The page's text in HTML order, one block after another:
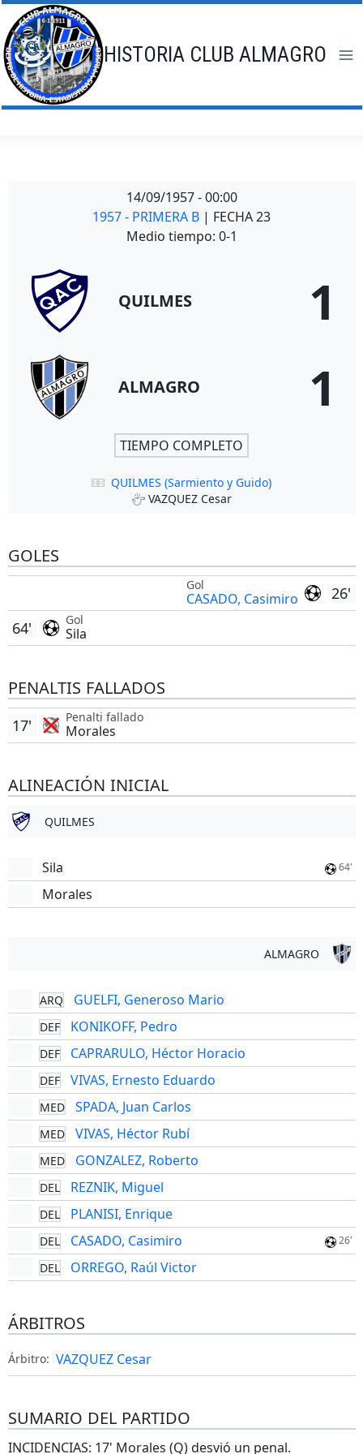
Saltar
al
contenido
HISTORIA CLUB ALMAGRO
14/09/1957 - 00:00
1957 - PRIMERA B | FECHA 23
Medio tiempo: 0-1
QUILMES 1
ALMAGRO 1
TIEMPO COMPLETO
QUILMES (Sarmiento y Guido)
VAZQUEZ Cesar
GOLES
26'
Gol
CASADO, Casimiro
Gol
Sila
64'
PENALTIS FALLADOS
Penalti fallado
Morales
17'
ALINEACIÓN INICIAL
QUILMES
Sila 64'
Morales
ALMAGRO
ARQ GUELFI, Generoso Mario
DEF KONIKOFF, Pedro
DEF CAPRARULO, Héctor Horacio
DEF VIVAS, Ernesto Eduardo
MED SPADA, Juan Carlos
MED VIVAS, Héctor Rubí
MED GONZALEZ, Roberto
DEL REZNIK, Miguel
DEL PLANISI, Enrique
DEL CASADO, Casimiro 26'
DEL ORREGO, Raúl Victor
ÁRBITROS
Árbitro: VAZQUEZ Cesar
SUMARIO DEL PARTIDO
INCIDENCIAS: 17' Morales (Q) desvió un penal.